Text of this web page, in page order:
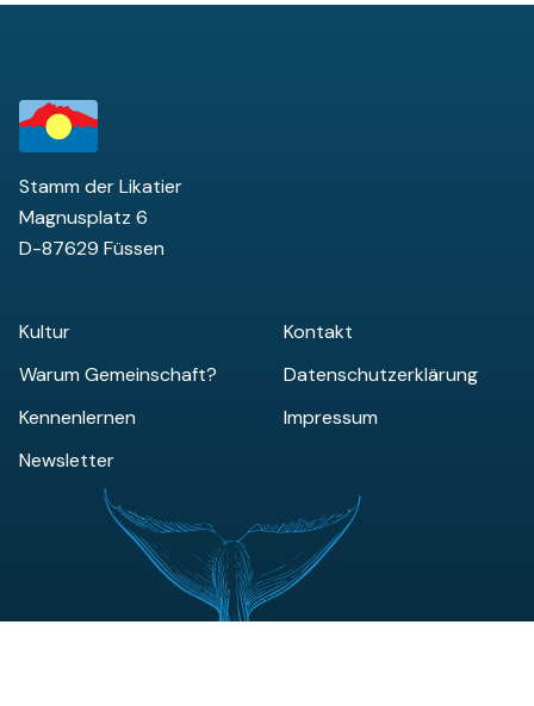
Stamm der Likatier
Magnusplatz 6
D-87629 Füssen
Kultur
Warum Gemeinschaft?
Kennenlernen
Newsletter
Kontakt
Datenschutzerklärung
Impressum